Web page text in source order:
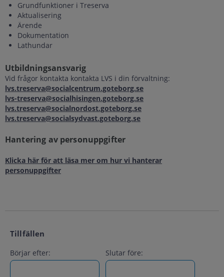
Grundfunktioner i Treserva
Aktualisering
Ärende
Dokumentation
Lathundar
Utbildningsansvarig
Vid frågor kontakta kontakta LVS i din förvaltning:
lvs.treserva@socialcentrum.goteborg.se
lvs-treserva@socialhisingen.goteborg.se
lvs.treserva@socialnordost.goteborg.se
lvs.treserva@socialsydvast.goteborg.se
Hantering av personuppgifter
Klicka här för att läsa mer om hur vi hanterar
personuppgifter
Tillfällen
Börjar efter: Slutar före: